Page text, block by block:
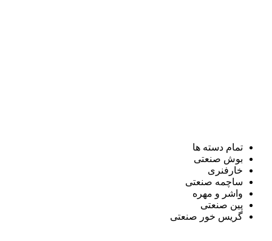
تمام دسته ها
بوش صنعتی
خارفنری
ساچمه صنعتی
واشر و مهره
پین صنعتی
گریس خور صنعتی